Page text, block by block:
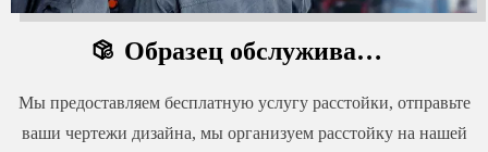
 Образец обслуживания
Мы предоставляем бесплатную услугу расстойки, отправьте
ваши чертежи дизайна, мы организуем расстойку на нашей